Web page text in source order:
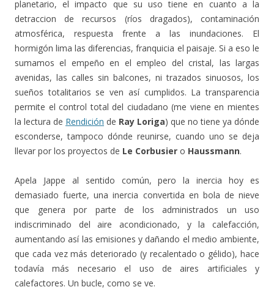
planetario, el impacto que su uso tiene en cuanto a la
detraccion de recursos (ríos dragados), contaminación
atmosférica, respuesta frente a las inundaciones. El
hormigón lima las diferencias, franquicia el paisaje. Si a eso le
sumamos el empeño en el empleo del cristal, las largas
avenidas, las calles sin balcones, ni trazados sinuosos, los
sueños totalitarios se ven así cumplidos. La transparencia
permite el control total del ciudadano (me viene en mientes
la lectura de Rendición de Ray Loriga) que no tiene ya dónde
esconderse, tampoco dónde reunirse, cuando uno se deja
llevar por los proyectos de Le Corbusier o Haussmann.
Apela Jappe al sentido común, pero la inercia hoy es
demasiado fuerte, una inercia convertida en bola de nieve
que genera por parte de los administrados un uso
indiscriminado del aire acondicionado, y la calefacción,
aumentando así las emisiones y dañando el medio ambiente,
que cada vez más deteriorado (y recalentado o gélido), hace
todavía más necesario el uso de aires artificiales y
calefactores. Un bucle, como se ve.